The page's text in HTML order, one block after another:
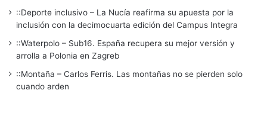
::Deporte inclusivo – La Nucía reafirma su apuesta por la
inclusión con la decimocuarta edición del Campus Integra
::Waterpolo – Sub16. España recupera su mejor versión y
arrolla a Polonia en Zagreb
::Montaña – Carlos Ferris. Las montañas no se pierden solo
cuando arden